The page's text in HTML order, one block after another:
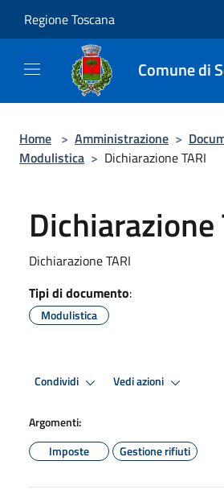
Regione Toscana
Comune di
Home > Amministrazione >
Modulistica > Dichiarazione TARI
Dichiarazione
Dichiarazione TARI
Tipi di documento:
Modulistica
Condividi Vedi azioni
Argomenti:
Imposte
Gestione rifiuti